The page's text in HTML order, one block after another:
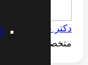
دکتر علیرضا
متخصص طب